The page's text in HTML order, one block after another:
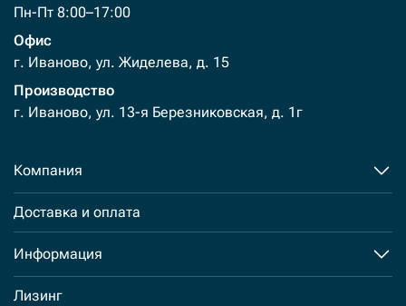
Пн-Пт 8:00–17:00
Офис
г. Иваново, ул. Жиделева, д. 15
Производство
г. Иваново, ул. 13-я Березниковская, д. 1г
Компания
Доставка и оплата
Информация
Лизинг